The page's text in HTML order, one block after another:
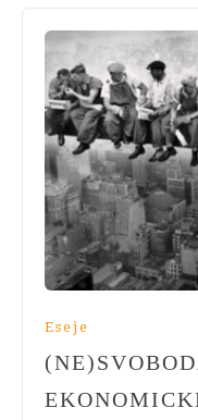
Eseje